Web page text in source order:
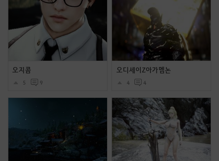
오지콤
5 9
오디세이Z아가멤논
4 4